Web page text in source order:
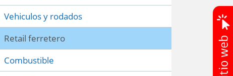
Vehiculos y rodados
Retail ferretero
Combustible